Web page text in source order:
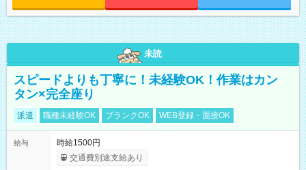
未読
スピードよりも丁寧に！未経験OK！作業はカン
タン×完全座り
派遣 職種未経験OK ブランクOK WEB登録・面接OK
給与
時給1500円
交通費別途支給あり